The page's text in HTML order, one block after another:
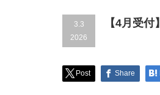
3.3
2026
【4月受
Post Share